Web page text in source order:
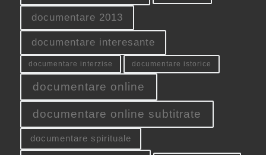
documentare 2013
documentare interesante
documentare interzise documentare istorice
documentare online
documentare online subtitrate
documentare spirituale